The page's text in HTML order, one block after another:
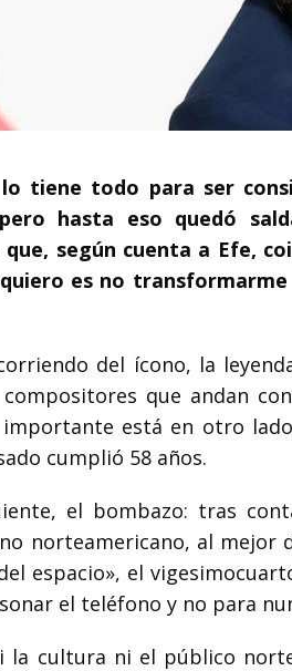
tiene todo para ser
hasta eso quedó
que, según cuenta a Efe,
es no
del ícono, la
que andan
está en otro
cumplió 58 años.
el bombazo: tras
norteamericano, al
espacio», el
el teléfono y no para
la cultura ni el público